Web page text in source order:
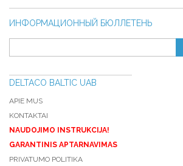
ИНФОРМАЦИОННЫЙ БЮЛЛЕТЕНЬ
DELTACO BALTIC UAB
APIE MUS
KONTAKTAI
NAUDOJIMO INSTRUKCIJA!
GARANTINIS APTARNAVIMAS
PRIVATUMO POLITIKA